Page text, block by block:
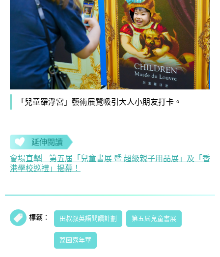
「兒童羅浮宮」藝術展覽吸引大人小朋友打卡。
延伸閱讀
會場直擊︳第五屆「兒童書展 暨 超級親子用品展」及「香
港學校巡禮」揭幕！
標籤： 田叔叔英語閱讀計劃 第五屆兒童書展
荔園嘉年華